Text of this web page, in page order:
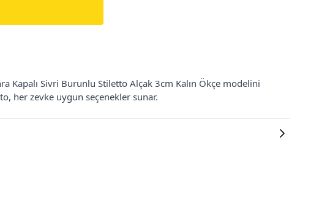
Kapalı Sivri Burunlu Stiletto Alçak 3cm Kalın Ökçe modelini
her zevke uygun seçenekler sunar.